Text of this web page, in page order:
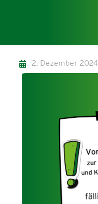
2. Dezember 2024